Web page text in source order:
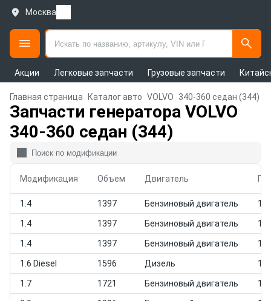
Москва
Акции Легковые запчасти Грузовые запчасти
Главная страница Каталог авто VOLVO 340-360 седан (344)
Запчасти генератора VOLVO
340-360 седан (344)
Модификация Объем Двигатель
1.4 1397 Бензиновый двигатель
1.4 1397 Бензиновый двигатель
1.4 1397 Бензиновый двигатель
1.6 Diesel 1596 Дизель
1.7 1721 Бензиновый двигатель